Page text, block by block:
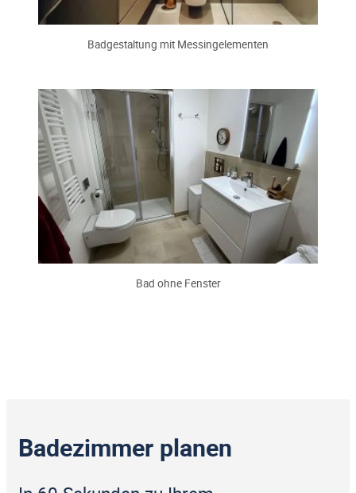
Badgestaltung mit Messingelementen
Bad ohne Fenster
Badezimmer planen